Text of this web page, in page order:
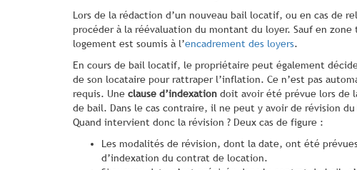
Lors de la rédaction d’un nouveau bail locatif, ou en cas de
procéder à la réévaluation du montant du loyer. Sauf en
logement est soumis à l’encadrement des loyers.
En cours de bail locatif, le propriétaire peut également
de son locataire pour rattraper l’inflation. Ce n’est pas
requis. Une clause d’indexation doit avoir été prévue lors de
de bail. Dans le cas contraire, il ne peut y avoir de révision
Quand intervient donc la révision ? Deux cas de figure :
Les modalités de révision, dont la date, ont été
d’indexation du contrat de location.